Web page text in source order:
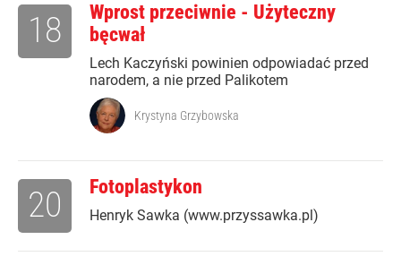
Wprost przeciwnie - Użyteczny
bęcwał
Lech Kaczyński powinien odpowiadać przed
narodem, a nie przed Palikotem
18
Krystyna Grzybowska
Fotoplastykon
Henryk Sawka (www.przyssawka.pl)
20